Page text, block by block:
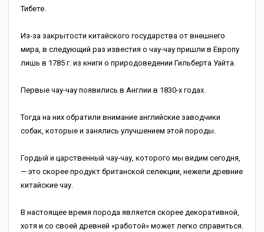
Тибете.
Из-за закрытости китайского государства от внешнего
мира, в следующий раз известия о чау-чау пришли в Европу
лишь в 1785 г. из книги о природоведении Гильберта Уайта.
Первые чау-чау появились в Англии в 1830-x годах.
Тогда на них обратили внимание английские заводчики
собак, которые и занялись улучшением этой породы.
Гордый и царственный чау-чау, которого мы видим сегодня,
— это скорее продукт британской селекции, нежели древние
китайские чау.
В настоящее время порода является скорее декоративной,
хотя и со своей древней «работой» может легко справиться.